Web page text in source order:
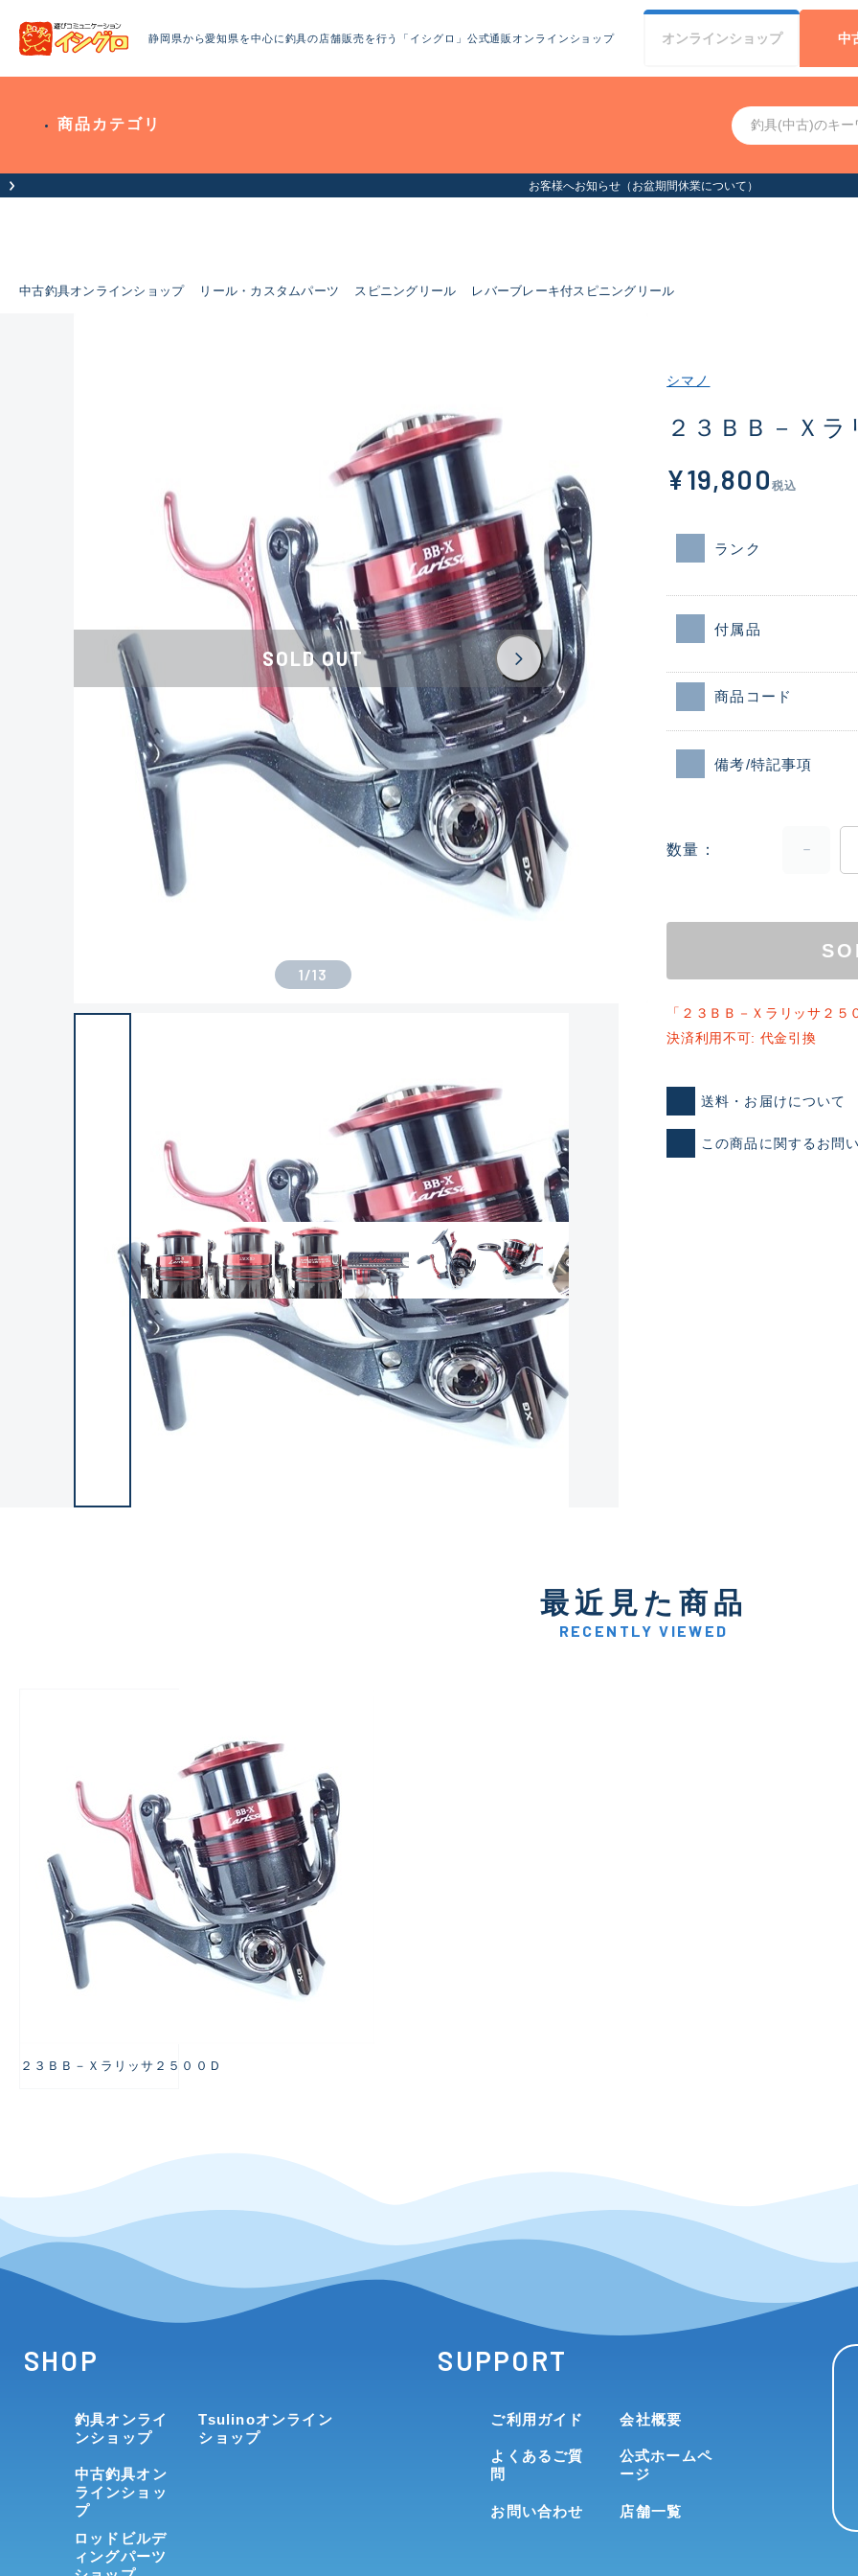
静岡県から愛知県を中心に釣具の店舗販売を行う「イシグロ」公式通販オンラインショップ オンラインショップ 中
商品カテゴリ
お客様へお知らせ（お盆期間休業について）
中古釣具オンラインショップ リール・カスタムパーツ スピニングリール レバーブレーキ付スピニングリール
良
新古品（メーカー問屋から
C-
い品
SOLD OUT
1/13
シマノ
２３ＢＢ－Ｘ
¥19,800 税込
ランク
付属品
商品コード
備考/特記事項
数量
「２３ＢＢ－Ｘラリッサ２５
決済利用不可: 代金引換
送料・お届けについて
この商品に関するお問
最近見た商品
RECENTLY VIEWED
２３ＢＢ－Ｘラリッサ２５００Ｄ
SHOP
釣具オンライ
ンショップ
中古釣具オン
ラインショッ
プ
ロッドビルデ
ィングパーツ
Tsulinoオンライン
ショップ
SUPPORT
ご利用ガイド
よくあるご質
問
お問い合わせ
会社概要
公式ホームペ
ージ
店舗一覧